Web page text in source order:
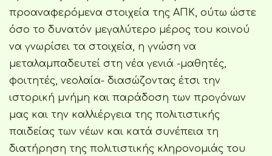
προαναφερόμενα στοιχεία της ΑΠΚ, ούτω ώστε
όσο το δυνατόν μεγαλύτερο μέρος του κοινού
να γνωρίσει τα στοιχεία, η γνώση να
μεταλαμπαδευτεί στη νέα γενιά -μαθητές,
φοιτητές, νεολαία- διασώζοντας έτσι την
ιστορική μνήμη και παράδοση των προγόνων
μας και την καλλιέργεια της πολιτιστικής
παιδείας των νέων και κατά συνέπεια τη
διατήρηση της πολιτιστικής κληρονομιάς του